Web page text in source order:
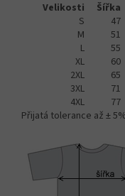
Velikosti
Šířka
S
47
M
51
L
55
XL
60
2XL
65
3XL
71
4XL
77
Přijatá tolerance až ±